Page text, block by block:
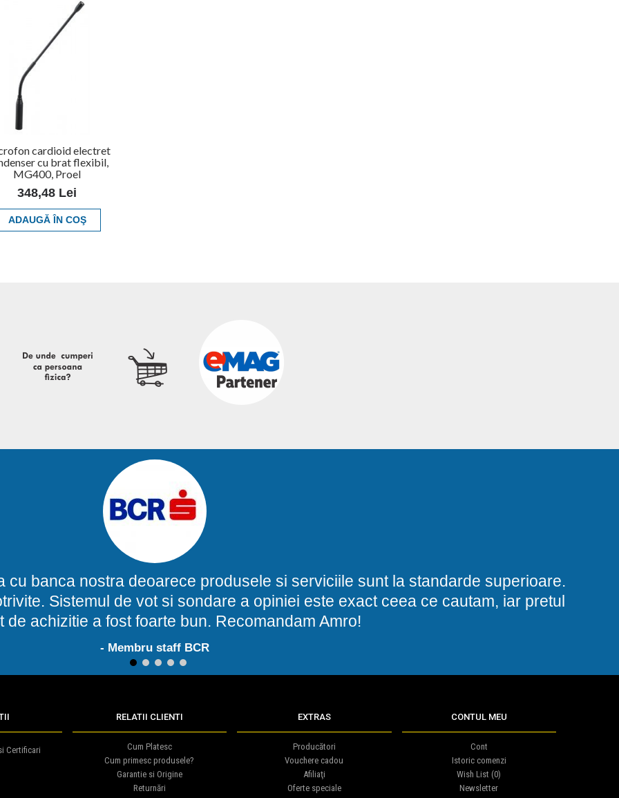
cardioid electret
cu brat flexibil,
MG400, Proel
348,48 Lei
ADAUGĂ ÎN COŞ
cu banca nostra deoarece produsele si serviciile sunt la standarde superioare.
Sistemul de vot si sondare a opiniei este exact ceea ce cautam, iar pretul
de achizitie a fost foarte bun. Recomandam Amro!
- Membru staff BCR
1 2 3 4 5
Certificari
RELATII CLIENTI
Cum Platesc
Cum primesc produsele?
Garantie si Origine
Returnări
EXTRAS
Producători
Vouchere cadou
Afiliaţi
Oferte speciale
CONTUL MEU
Cont
Istoric comenzi
Wish List (0)
Newsletter